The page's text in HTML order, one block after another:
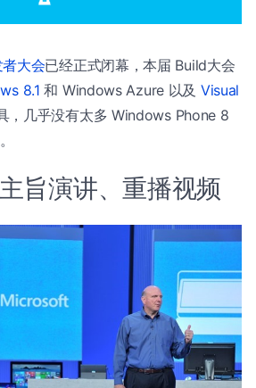
大会已经正式闭幕，本届 Build大会
8.1 和 Windows Azure 以及 Visual
，几乎没有太多 Windows Phone 8
旨演讲、重播视频